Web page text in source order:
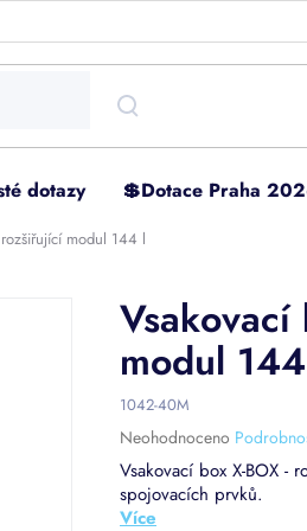
dotazy 💲Dotace Praha
rozšiřující modul 144 l
Vsakovací box X-BOX
spojovacích prvků.
modul
1042-40M
Průměrné
hodnocení
produktu
je
0,0
Neohodnoceno